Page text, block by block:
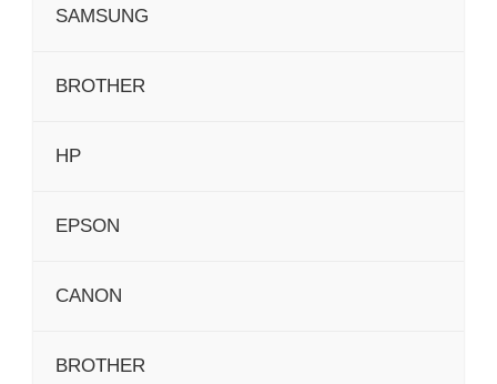
SAMSUNG
BROTHER
HP
EPSON
CANON
BROTHER